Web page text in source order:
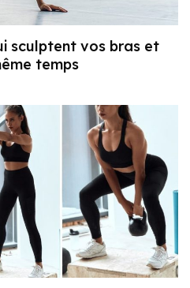
sculptent vos bras et
temps